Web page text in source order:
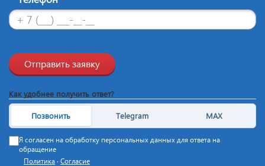
Отправить заявку
Как удобнее получить ответ?
Позвонить Telegram MAX
Я согласен на обработку персональных данных для ответа на
обращение
Политика · Согласие